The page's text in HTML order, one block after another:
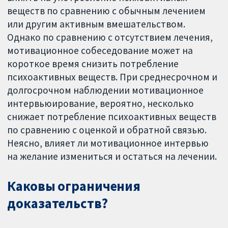
веществ по сравнению с обычным лечением
или другим активным вмешательством.
Однако по сравнению с отсутствием лечения,
мотивационное собеседование может на
короткое время снизить потребление
психоактивных веществ. При среднесрочном и
долгосрочном наблюдении мотивационное
интервьюирование, вероятно, несколько
снижает потребление психоактивных веществ
по сравнению с оценкой и обратной связью.
Неясно, влияет ли мотивационное интервью
на желание измениться и остаться на лечении.
Каковы ограничения
доказательств?